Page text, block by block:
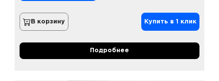
В корзину Купить в 1 клик
Подробнее